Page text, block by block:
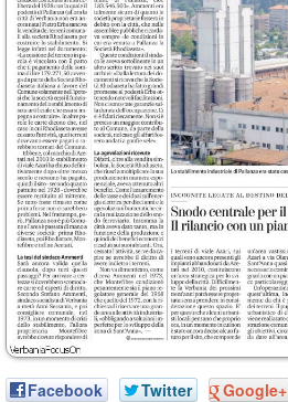
Facebook Twitter Google+